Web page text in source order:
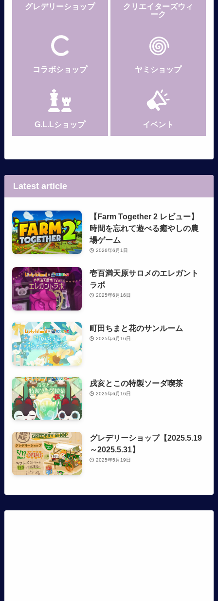
グレデリーショップ
クリエイターズウィ
ーク
コラボショップ ヤミショップ
G.L.Lショップ イベント
Latest article
【Farm Together 2 レビュー】
時間を忘れて遊べる癒やしの農
場ゲーム
2026年6月1日
壱百満天原サロメのエレガント
ラボ
2025年6月16日
町田ちまと花のサンルーム
2025年6月16日
戌亥とこの特製ソーダ喫茶
2025年6月16日
グレデリーショップ【2025.5.19
～2025.5.31】
2025年5月19日